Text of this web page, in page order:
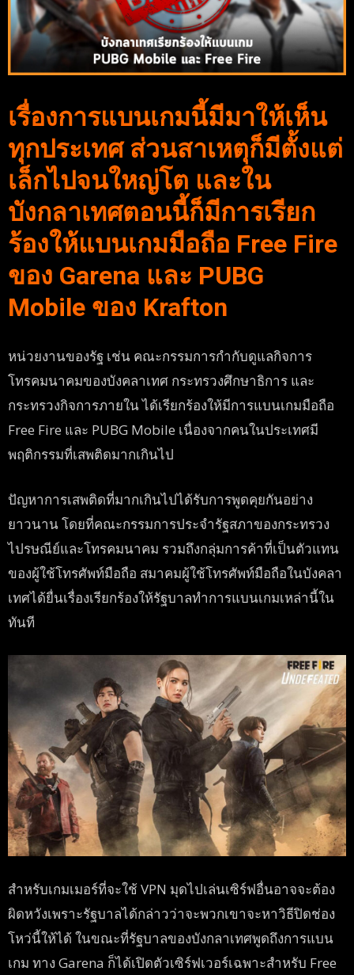
เรื่องการแบนเกมนี้มีมาให้เห็น
ทุกประเทศ ส่วนสาเหตุก็มีตั้งแต่
เล็กไปจนใหญ่โต และใน
บังกลาเทศตอนนี้ก็มีการเรียก
ร้องให้แบนเกมมือถือ Free Fire
ของ Garena และ PUBG
Mobile ของ Krafton
หน่วยงานของรัฐ เช่น คณะกรรมการกำกับดูแลกิจการ
โทรคมนาคมของบังคลาเทศ กระทรวงศึกษาธิการ และ
กระทรวงกิจการภายใน ได้เรียกร้องให้มีการแบนเกมมือถือ
Free Fire และ PUBG Mobile เนื่องจากคนในประเทศมี
พฤติกรรมที่เสพติดมากเกินไป
ปัญหาการเสพติดที่มากเกินไปได้รับการพูดคุยกันอย่าง
ยาวนาน โดยที่คณะกรรมการประจำรัฐสภาของกระทรวง
ไปรษณีย์และโทรคมนาคม รวมถึงกลุ่มการค้าที่เป็นตัวแทน
ของผู้ใช้โทรศัพท์มือถือ สมาคมผู้ใช้โทรศัพท์มือถือในบังคลา
เทศได้ยื่นเรื่องเรียกร้องให้รัฐบาลทำการแบนเกมเหล่านี้ใน
ทันที
สำหรับเกมเมอร์ที่จะใช้ VPN มุดไปเล่นเซิร์ฟอื่นอาจจะต้อง
ผิดหวังเพราะรัฐบาลได้กล่าวว่าจะพวกเขาจะหาวิธีปิดช่อง
โหว่นี้ให้ได้ ในขณะที่รัฐบาลของบังกลาเทศพูดถึงการแบน
เกม ทาง Garena ก็ได้เปิดตัวเซิร์ฟเวอร์เฉพาะสำหรับ Free